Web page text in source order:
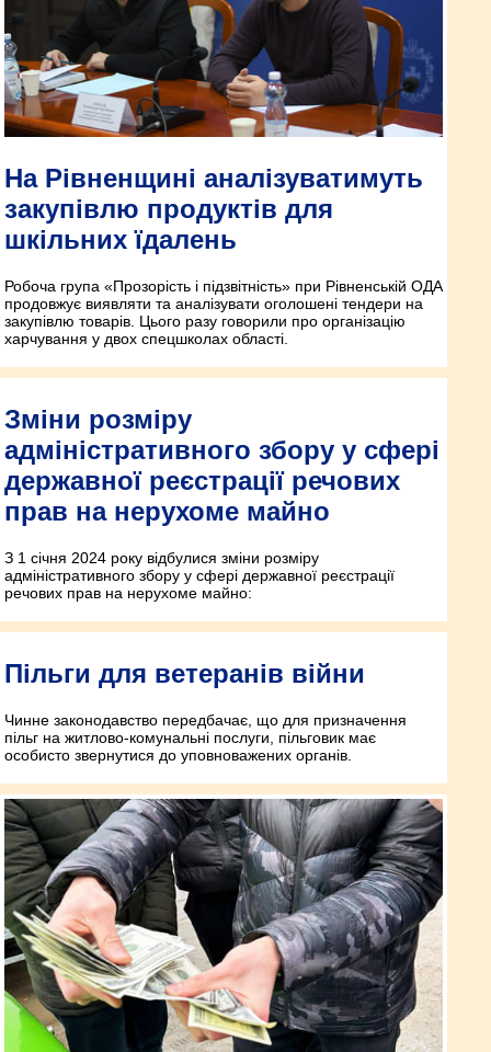
На Рівненщині аналізуватимуть
закупівлю продуктів для
шкільних їдалень
Робоча група «Прозорість і підзвітність» при Рівненській ОДА
продовжує виявляти та аналізувати оголошені тендери на
закупівлю товарів. Цього разу говорили про організацію
харчування у двох спецшколах області.
Зміни розміру
адміністративного збору у сфері
державної реєстрації речових
прав на нерухоме майно
З 1 січня 2024 року відбулися зміни розміру
адміністративного збору у сфері державної реєстрації
речових прав на нерухоме майно:
Пільги для ветеранів війни
Чинне законодавство передбачає, що для призначення
пільг на житлово-комунальні послуги, пільговик має
особисто звернутися до уповноважених органів.